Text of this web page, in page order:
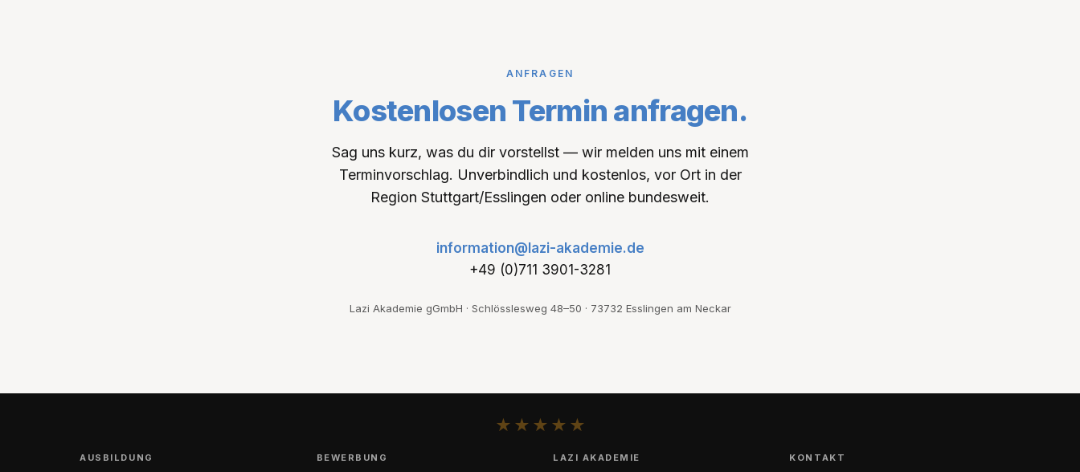
ANFRAGEN
Kostenlosen Termin anfragen.
Sag uns kurz, was du dir vorstellst — wir melden uns mit einem
Terminvorschlag. Unverbindlich und kostenlos, vor Ort in der
Region Stuttgart/Esslingen oder online bundesweit.
information@lazi-akademie.de
+49 (0)711 3901-3281
Lazi Akademie gGmbH · Schlösslesweg 48–50 · 73732 Esslingen am Neckar
★ ★ ★ ★ ★
AUSBILDUNG BEWERBUNG LAZI AKADEMIE KONTAKT